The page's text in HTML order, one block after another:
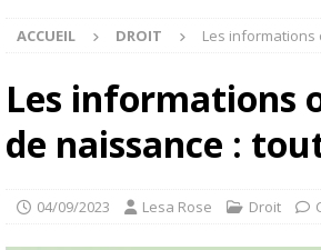
ACCUEIL DROIT Les informations
Les informations
de naissance :
04/09/2023 Lesa Rose Droit